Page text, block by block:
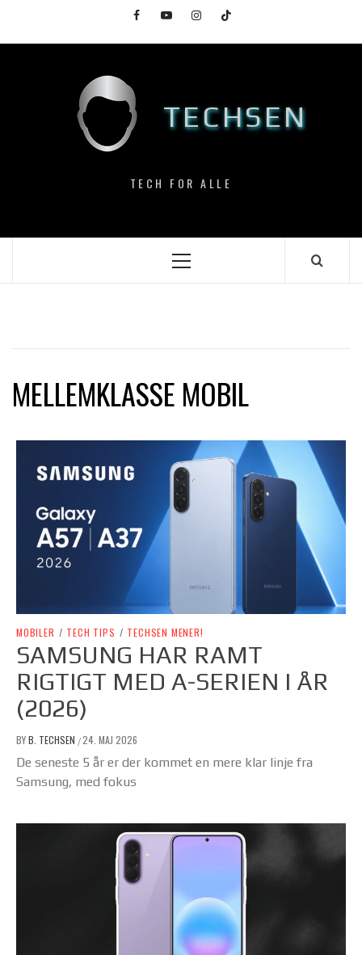
content
FacebookYouTubeInstagramTikTok
TECHSEN
TECH FOR ALLE
Primary
MELLEMKLASSE MOBIL
MOBILER / TECH TIPS / TECHSEN MENER!
SAMSUNG HAR RAMT
RIGTIGT MED A-SERIEN I ÅR
(2026)
BYB. TECHSEN /24. MAJ 2026
De seneste 5 år er der kommet en mere klar linje fra
Samsung, med fokus